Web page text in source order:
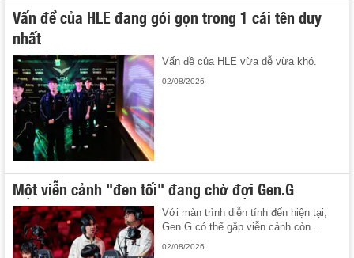
Vấn đề của HLE đang gói gọn trong 1 cái tên duy
nhất
Vấn đề của HLE vừa dễ vừa khó.
02/08/2026
Một viễn cảnh "đen tối" đang chờ đợi Gen.G
Với màn trình diễn tính đến hiện tại,
Gen.G có thể gặp viễn cảnh còn ...
02/08/2026